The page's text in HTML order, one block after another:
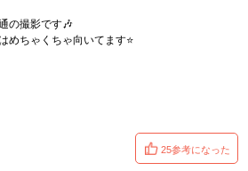
の撮影です🎶
めちゃくちゃ向いてます⭐️
25参考になった